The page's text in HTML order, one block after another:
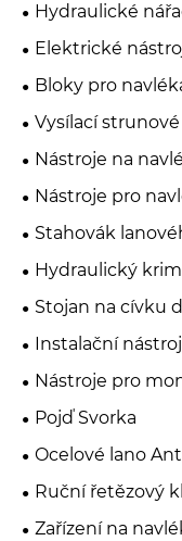
Hydraulické
Elektrické
Bloky pro
Vysílací
Nástroje na
Nástroje pro
Stahovák
Hydraulický
Stojan na cívku
Instalační
Nástroje pro
Pojď Svorka
Ocelové lano
Ruční řetězový
Zařízení na